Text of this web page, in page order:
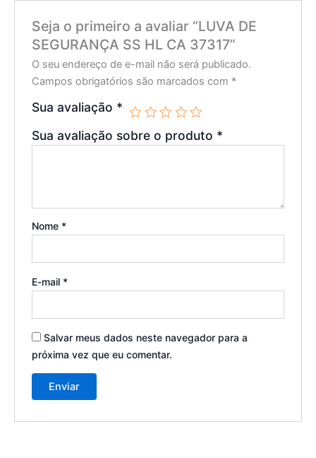
Seja o primeiro a avaliar “LUVA DE
SEGURANÇA SS HL CA 37317”
O seu endereço de e-mail não será publicado.
Campos obrigatórios são marcados com *
Sua avaliação *
Sua avaliação sobre o produto *
Nome *
E-mail *
Salvar meus dados neste navegador para a
próxima vez que eu comentar.